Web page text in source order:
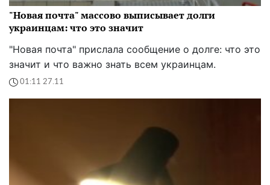
"Новая почта" массово выписывает долги
украинцам: что это значит
"Новая почта" прислала сообщение о долге: что это
значит и что важно знать всем украинцам.
01:11 27.11